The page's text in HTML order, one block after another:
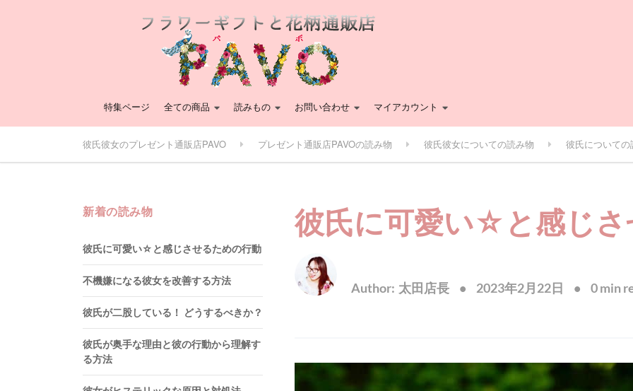
特集ページ 全ての商品 読みもの お問い合わせ マイアカウント
彼氏彼女のプレゼント通販店PAVO プレゼント通販店PAVOの読み物 彼氏彼女についての読み物 彼氏についての
彼氏に可愛い☆と感じさ
Author: 太田店長 2023年2月22日 0 min
新着の読み物
彼氏に可愛い☆と感じさせるための行動
不機嫌になる彼女を改善する方法
彼氏が二股している！ どうするべきか？
彼氏が奥手な理由と彼の行動から理解す
る方法